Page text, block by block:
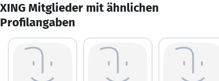
XING Mitglieder mit ähnlichen
Profilangaben